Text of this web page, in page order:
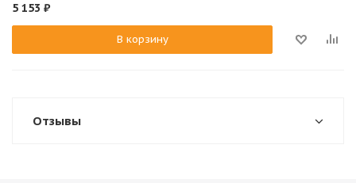
5 153 ₽
В корзину
Отзывы